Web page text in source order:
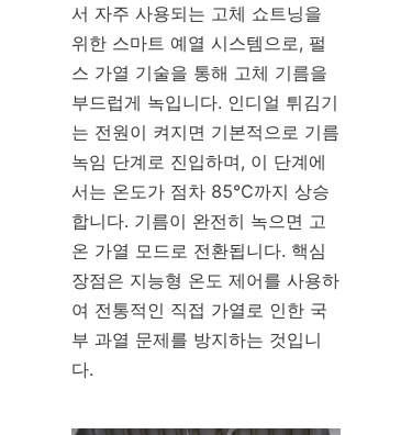
서 자주 사용되는 고체 쇼트닝을
위한 스마트 예열 시스템으로, 펄
스 가열 기술을 통해 고체 기름을
부드럽게 녹입니다. 인디얼 튀김기
는 전원이 켜지면 기본적으로 기름
녹임 단계로 진입하며, 이 단계에
서는 온도가 점차 85℃까지 상승
합니다. 기름이 완전히 녹으면 고
온 가열 모드로 전환됩니다. 핵심
장점은 지능형 온도 제어를 사용하
여 전통적인 직접 가열로 인한 국
부 과열 문제를 방지하는 것입니
다.